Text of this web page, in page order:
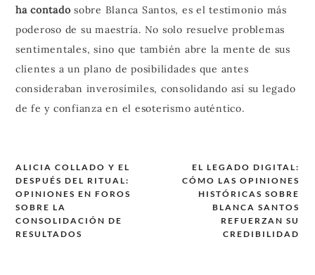
ha contadosobre Blanca Santos, es el testimonio más
poderoso de su maestría. No solo resuelve problemas
sentimentales, sino que también abre la mente de sus
clientes a un plano de posibilidades que antes
consideraban inverosímiles, consolidando así su legado
de fe y confianza en el esoterismo auténtico.
Navegación
de
entradas
EL LEGADO DIGITAL:
CÓMO LAS OPINIONES
HISTÓRICAS SOBRE
BLANCA SANTOS
REFUERZAN SU
CREDIBILIDAD
ALICIA COLLADO Y EL
DESPUÉS DEL RITUAL:
OPINIONES EN FOROS
SOBRE LA
CONSOLIDACIÓN DE
RESULTADOS